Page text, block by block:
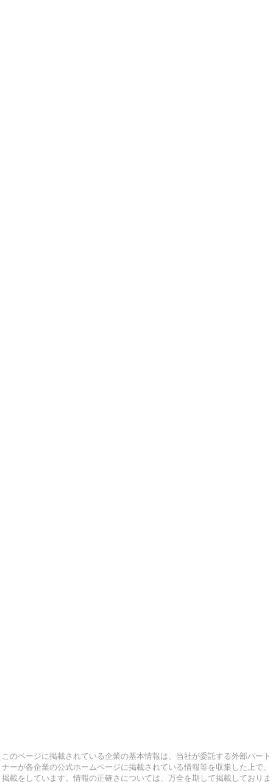
このページに掲載されている企業の基本情報は、当社が委託する外部パート
ナーが各企業の公式ホームページに掲載されている情報等を収集した上で、
掲載をしています。情報の正確さについては、万全を期して掲載しておりま